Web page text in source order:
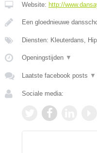
Website: http://
Een gloednieuwe
Diensten: Kleuterdans,
Openingstijden ▼
Laatste facebook posts ▼
Sociale media: